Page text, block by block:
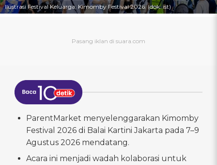
Ilustrasi Festival Keluarga, Kimomby Festival 2026. (dok. ist)
ParentMarket menyelenggarakan Kimomby
Festival 2026 di Balai Kartini Jakarta pada 7–9
Agustus 2026 mendatang.
Acara ini menjadi wadah kolaborasi untuk